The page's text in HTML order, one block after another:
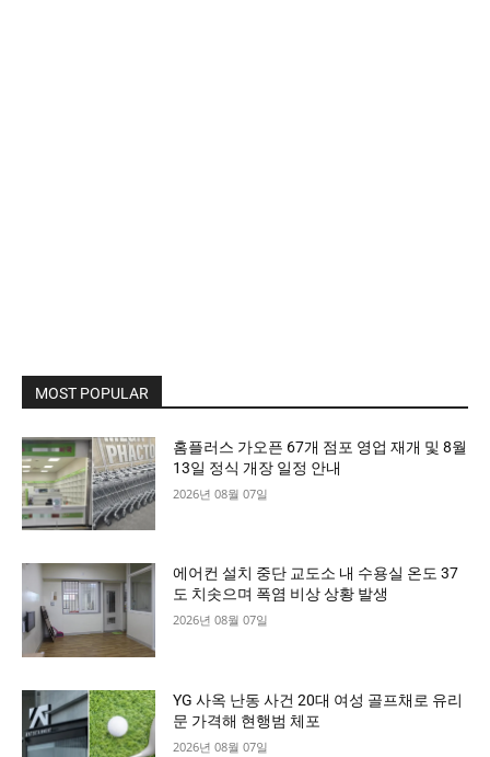
MOST POPULAR
홈플러스 가오픈 67개 점포 영업 재개 및 8월
13일 정식 개장 일정 안내
2026년 08월 07일
에어컨 설치 중단 교도소 내 수용실 온도 37
도 치솟으며 폭염 비상 상황 발생
2026년 08월 07일
YG 사옥 난동 사건 20대 여성 골프채로 유리
문 가격해 현행범 체포
2026년 08월 07일